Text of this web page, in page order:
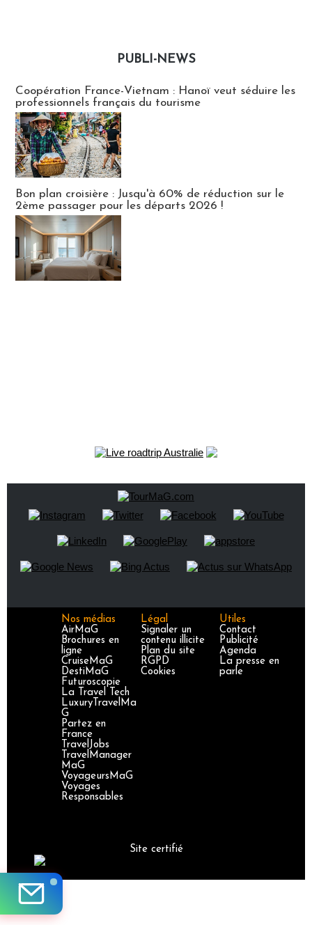
PUBLI-NEWS
Coopération France-Vietnam : Hanoï veut séduire les
professionnels français du tourisme
Bon plan croisière : Jusqu'à 60% de réduction sur le
2ème passager pour les départs 2026 !
Nos médias
AirMaG
Brochures en
ligne
CruiseMaG
DestiMaG
Futuroscopie
La Travel Tech
LuxuryTravelMa
G
Partez en
France
TravelJobs
TravelManager
MaG
VoyageursMaG
Voyages
Responsables
Légal
Signaler un
contenu illicite
Plan du site
RGPD
Cookies
Utiles
Contact
Publicité
Agenda
La presse en
parle
Site certifié